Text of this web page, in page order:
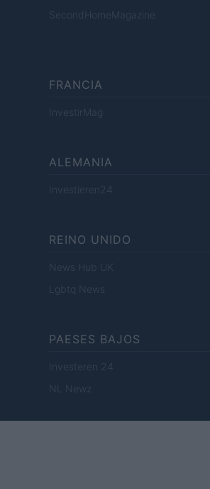
SecondHomeMagazine
FRANCIA
InvestirMag
ALEMANIA
Investieren24
REINO UNIDO
News Hub UK
Lgbtq News
PAESES BAJOS
Investeren 24
NL Newz